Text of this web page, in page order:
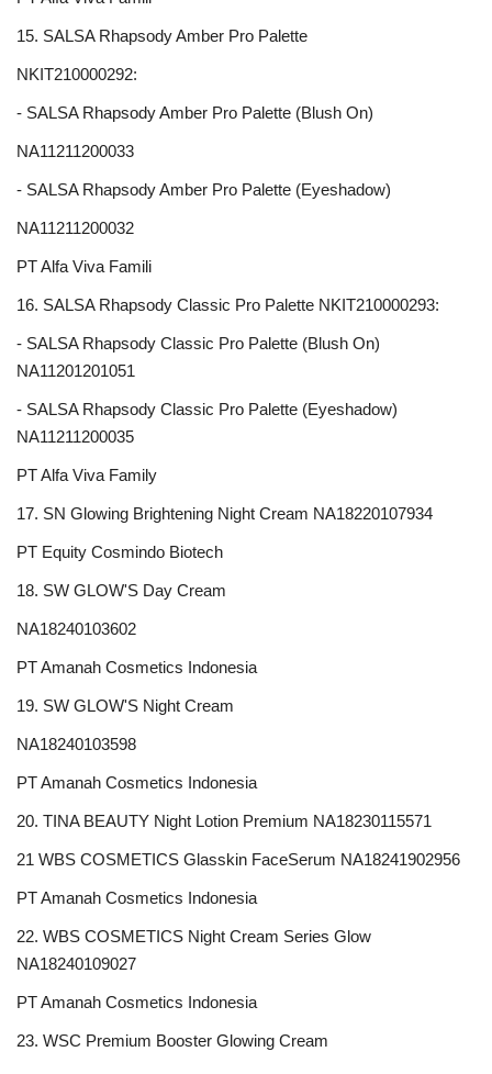
15. SALSA Rhapsody Amber Pro Palette
NKIT210000292:
- SALSA Rhapsody Amber Pro Palette (Blush On)
NA11211200033
- SALSA Rhapsody Amber Pro Palette (Eyeshadow)
NA11211200032
PT Alfa Viva Famili
16. SALSA Rhapsody Classic Pro Palette NKIT210000293:
- SALSA Rhapsody Classic Pro Palette (Blush On)
NA11201201051
- SALSA Rhapsody Classic Pro Palette (Eyeshadow)
NA11211200035
PT Alfa Viva Family
17. SN Glowing Brightening Night Cream ΝΑ18220107934
PT Equity Cosmindo Biotech
18. SW GLOW'S Day Cream
ΝΑ18240103602
PT Amanah Cosmetics Indonesia
19. SW GLOW'S Night Cream
ΝΑ18240103598
PT Amanah Cosmetics Indonesia
20. TINA BEAUTY Night Lotion Premium ΝΑ18230115571
21 WBS COSMETICS Glasskin FaceSerum ΝΑ18241902956
PT Amanah Cosmetics Indonesia
22. WBS COSMETICS Night Cream Series Glow
ΝΑ18240109027
PT Amanah Cosmetics Indonesia
23. WSC Premium Booster Glowing Cream